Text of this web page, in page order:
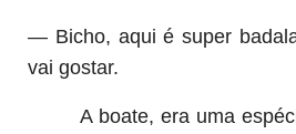
— Bicho, aqui é super
vai gostar.
A boate, era uma